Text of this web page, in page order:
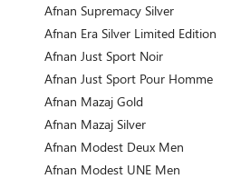
Afnan Supremacy Silver
Afnan Era Silver Limited Edition
Afnan Just Sport Noir
Afnan Just Sport Pour Homme
Afnan Mazaj Gold
Afnan Mazaj Silver
Afnan Modest Deux Men
Afnan Modest UNE Men